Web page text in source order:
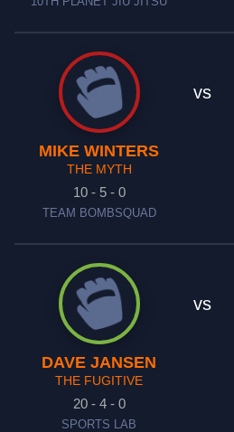
MIKE WINTERS
THE MYTH
10 - 5 - 0
TEAM BOMBSQUAD
vs
DAVE JANSEN
THE FUGITIVE
20 - 4 - 0
SPORTS LAB
vs